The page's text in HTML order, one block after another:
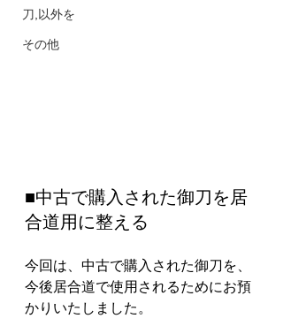
刀,以外を
その他
■中古で購入された御刀を居
合道用に整える
今回は、中古で購入された御刀を、
今後居合道で使用されるためにお預
かりいたしました。